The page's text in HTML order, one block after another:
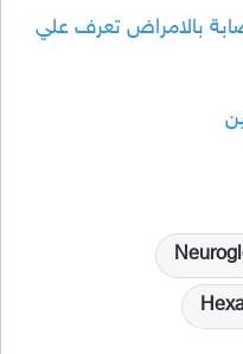
بالامراض تعرف علي